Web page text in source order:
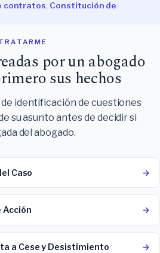
contratos Constitución de
por un abogado
sus hechos
identificación de cuestiones
su asunto antes de decidir si
del abogado.
Caso →
Acción →
a Cese y Desistimiento →